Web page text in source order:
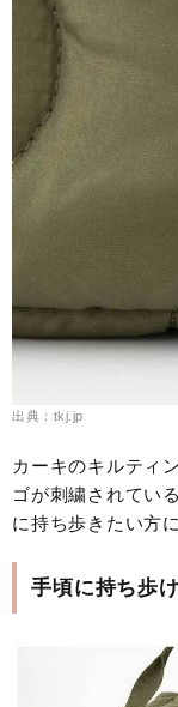
出典：tkj.jp
カーキのキルティ
ゴが刺繍されてい
に持ち歩きたい方
手頃に持ち歩